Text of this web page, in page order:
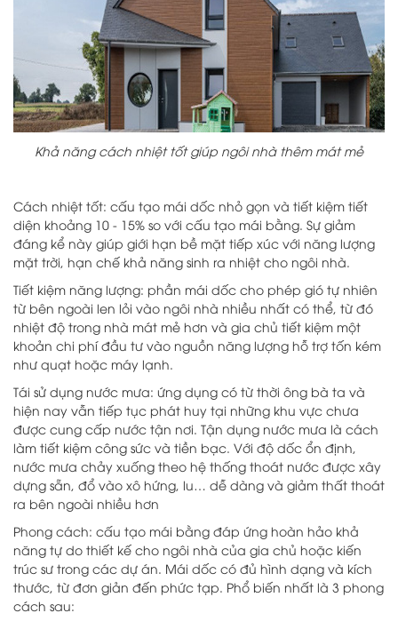
Khả năng cách nhiệt tốt giúp ngôi nhà thêm mát mẻ
Cách nhiệt tốt: cấu tạo mái dốc nhỏ gọn và tiết kiệm tiết
diện khoảng 10 - 15% so với cấu tạo mái bằng. Sự giảm
đáng kể này giúp giới hạn bề mặt tiếp xúc với năng lượng
mặt trời, hạn chế khả năng sinh ra nhiệt cho ngôi nhà.
Tiết kiệm năng lượng: phần mái dốc cho phép gió tự nhiên
từ bên ngoài len lỏi vào ngôi nhà nhiều nhất có thể, từ đó
nhiệt độ trong nhà mát mẻ hơn và gia chủ tiết kiệm một
khoản chi phí đầu tư vào nguồn năng lượng hỗ trợ tốn kém
như quạt hoặc máy lạnh.
Tái sử dụng nước mưa: ứng dụng có từ thời ông bà ta và
hiện nay vẫn tiếp tục phát huy tại những khu vực chưa
được cung cấp nước tận nơi. Tận dụng nước mưa là cách
làm tiết kiệm công sức và tiền bạc. Với độ dốc ổn định,
nước mưa chảy xuống theo hệ thống thoát nước được xây
dựng sẵn, đổ vào xô hứng, lu… dễ dàng và giảm thất thoát
ra bên ngoài nhiều hơn
Phong cách: cấu tạo mái bằng đáp ứng hoàn hảo khả
năng tự do thiết kế cho ngôi nhà của gia chủ hoặc kiến
trúc sư trong các dự án. Mái dốc có đủ hình dạng và kích
thước, từ đơn giản đến phức tạp. Phổ biến nhất là 3 phong
cách sau: